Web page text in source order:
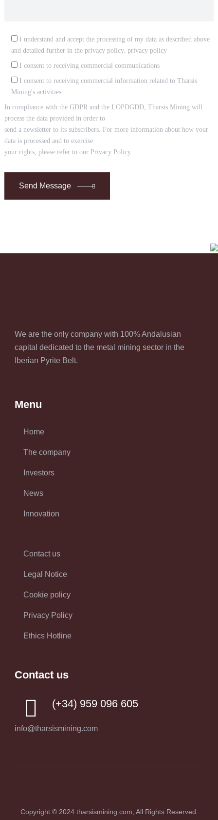
I understand and accept the processing of my data as described above
and detailed further in the privacy policy. privacy policy
I consent to receiving commercial communications
I consent to receiving commercial information related to Tharsis
Mining's activities
In compliance with the GDPR and the LOPDGDD, Tharsis Mining will
process the data provided in order to
send a newsletter to its subscribers. For more information about how your
data is processed and to exercise
your rights, please refer to our Privacy Policy.
Send Message
We are the only company with 100% Andalusian
capital dedicated to the metal mining sector in the
Iberian Pyrite Belt.
Menu
Home
The company
Investors
News
Innovation
Contact us
Legal Notice
Cookie policy
Privacy Policy
Ethics Hotline
Contact us
(+34) 959 096 605
info@tharsismining.com
Copyright © 2024 tharsismining.com, All Rights Reserved.